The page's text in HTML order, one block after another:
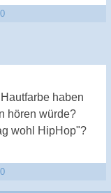
0
haben
hören würde?
wohl HipHop"?
0